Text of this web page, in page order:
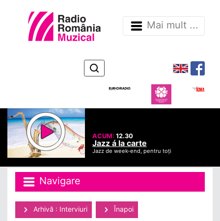
Mai mult ...
ACUM: 12.30
Jazz á la carte
Jazz de week-end, pentru toți
Navigare
Arhivă : Interviuri Înapoi